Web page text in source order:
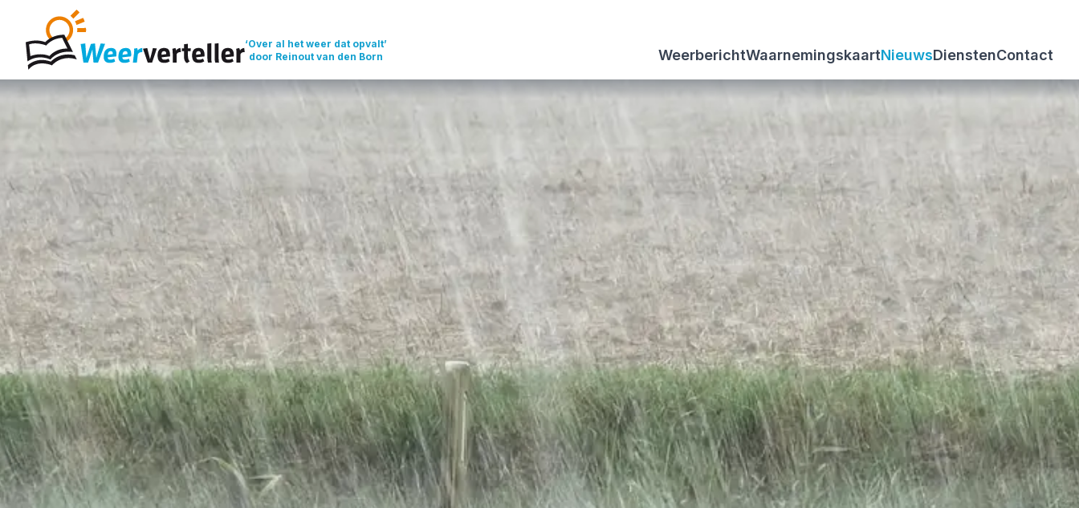
‘Over al het weer dat opvalt’
door Reinout van den Born
WeerberichtWaarnemingskaartNieuwsDienstenContact